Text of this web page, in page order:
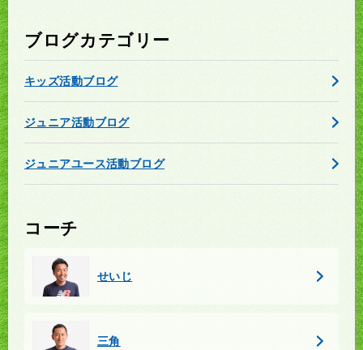
ブログカテゴリー
キッズ活動ブログ
ジュニア活動ブログ
ジュニアユース活動ブログ
コーチ
せいじ
三角